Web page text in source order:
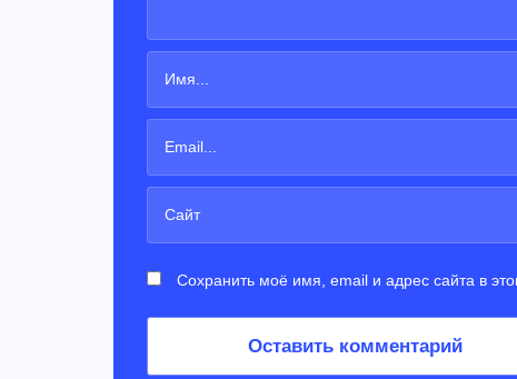
Сохранить моё имя, email и адрес сайта в